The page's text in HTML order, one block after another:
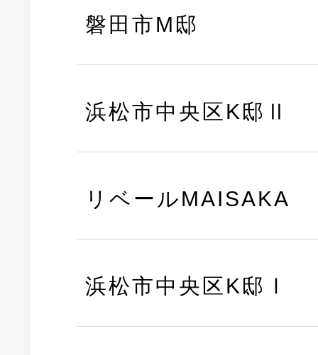
磐田市M邸
浜松市中央区K邸Ⅱ
リベールMAISAKA
浜松市中央区K邸Ⅰ